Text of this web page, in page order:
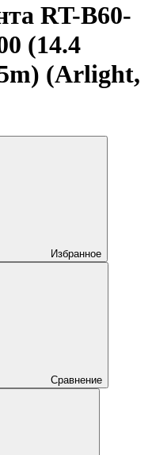
RT-B60-
(14.4
(Arlight,
Избранное
Сравнение